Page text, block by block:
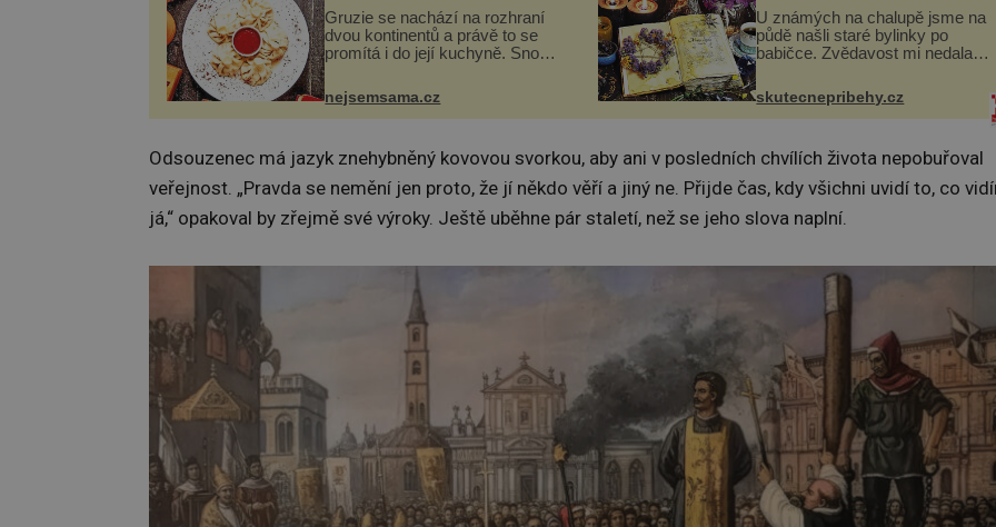
Gruzie se nachází na rozhraní
dvou kontinentů a právě to se
promítá i do její kuchyně. Snoubí
a díky tomu vznikají rozmanité a
chuťově bohaté pokrmy, které
rozhodně st...
nejsemsama.cz
U známých na chalupě jsme na
půdě našli staré bylinky po
babičce. Zvědavost mi nedala a
lektvar… Zimní pobyt na
chalupě se pro mě vlastní vinou
změnil v děsivý zážitek, na kt...
skutecnepribehy.cz
Odsouzenec má jazyk znehybněný kovovou svorkou, aby ani v posledních chvílích života nepobuřoval
veřejnost. „Pravda se nemění jen proto, že jí někdo věří a jiný ne. Přijde čas, kdy všichni uvidí to, co
já,“ opakoval by zřejmě své výroky. Ještě uběhne pár staletí, než se jeho slova naplní.